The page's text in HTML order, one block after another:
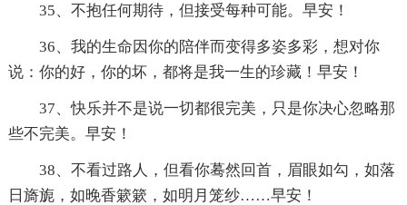
35、不抱任何期待，但接受每种可能。早安！
36、我的生命因你的陪伴而变得多姿多彩，想对你
说：你的好，你的坏，都将是我一生的珍藏！早安！
37、快乐并不是说一切都很完美，只是你决心忽略那
些不完美。早安！
38、不看过路人，但看你蓦然回首，眉眼如勾，如落
日旖旎，如晚香簌簌，如明月笼纱……早安！